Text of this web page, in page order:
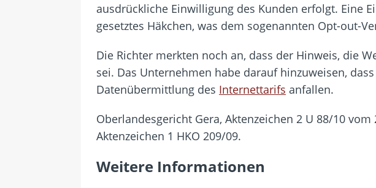
ausdrückliche Einwilligung des Kunden erfolgt. Eine
gesetztes Häkchen, was dem sogenannten Opt-out-
Die Richter merkten noch an, dass der Hinweis, die
sei. Das Unternehmen habe darauf hinzuweisen,
Datenübermittlung des Internettarifs anfallen.
Oberlandesgericht Gera, Aktenzeichen 2 U 88/10
Aktenzeichen 1 HKO 209/09.
Weitere Informationen